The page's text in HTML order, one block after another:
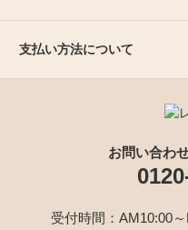
支払い方法について
お問い合わ
受付時間：AM10:00